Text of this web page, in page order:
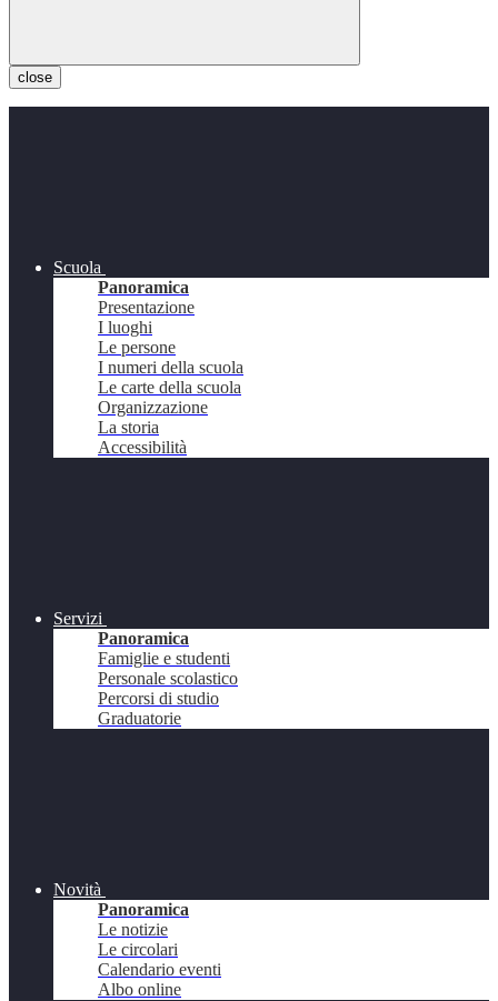
close
Scuola
Panoramica
Presentazione
I luoghi
Le persone
I numeri della scuola
Le carte della scuola
Organizzazione
La storia
Accessibilità
Servizi
Panoramica
Famiglie e studenti
Personale scolastico
Percorsi di studio
Graduatorie
Novità
Panoramica
Le notizie
Le circolari
Calendario eventi
Albo online